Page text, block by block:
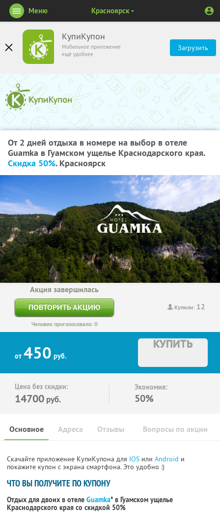
КупиКупон
Мобильное приложение
ещё удобнее
Загрузить
Меню Красноярск
От 2 дней отдыха в номере на выбор в отеле
Guamka в Гуамском ущелье Краснодарского края.
Скидка 50%. Красноярск
Купили: 12
Акция завершилась
ПОВТОРИТЬ АКЦИЮ
Человек проголосовало: 0
от 450 руб.
КУПИТЬ
Цена без скидки:
14700 руб.
Экономия:
50%
Основное Отзывы Вопросы по акции
Адреса
Скачайте приложение КупиКупона для IOS или Android и
покажите купон с экрана смартфона. Это удобно :)
ЧТО ВЫ ПОЛУЧИТЕ ПО КУПОНУ
Отдых для двоих в отеле Guamka* в Гуамском ущелье
Краснодарского края со скидкой 50%